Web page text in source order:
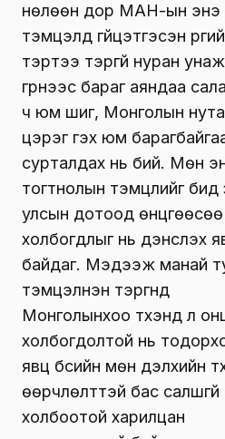
нөлөөн дор МАН-ын энэ
тэмцэлд гүйцэтгэсэн
тэртээ тэргүй нуран
гүрнээс бараг аяндаа
ч юм шиг, Монголын
цэрэг гэх юм
сурталдах нь бий. Мөн
тогтнолын тэмцлийг бид
улсын дотоод
холбогдлыг нь дэнслэх
байдаг. Мэдээж манай
тэмцэлнэн тэргүүнд
Монголынхоо түүхэнд л
холбогдолтой нь
явц бүсийн мөн дэлхийн
өөрчлөлттэй бас салшгүй
холбоотой харилцан